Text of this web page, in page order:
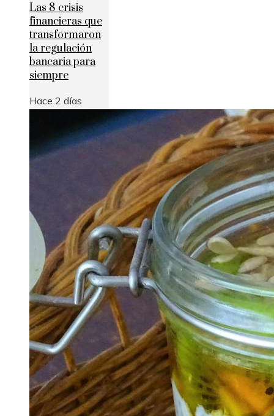
Las 8 crisis
financieras que
transformaron
la regulación
bancaria para
siempre
Hace 2 días